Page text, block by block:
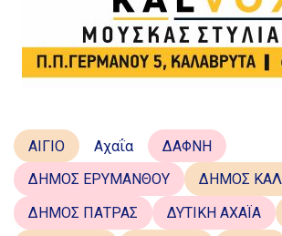
ΑΙΓΙΟ Αχαΐα
ΔΑΦΝΗ
ΔΗΜΟΣ ΕΡΥΜΑΝΘΟΥ
ΔΗΜΟΣ
ΔΗΜΟΣ ΠΑΤΡΑΣ
ΔΥΤΙΚΗ ΑΧΑΪΑ